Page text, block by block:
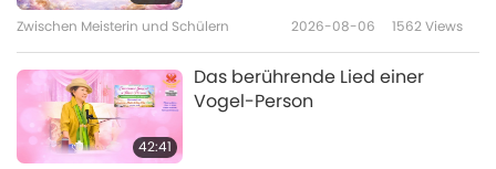
Photo Caption: Though World-Road Is Rough,
Foto herunterladen
Zwischen Meisterin und Schülern 2026-08-06 1562Views
42:41
Das berührende Lied einer
Vogel-Person